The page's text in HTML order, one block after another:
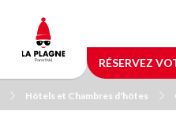
contenu
principal
RÉSERVEZ
Hôtels et Chambres d'hôtes